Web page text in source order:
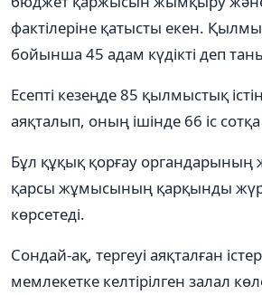
фактілеріне қатысты екен.
бойынша 45 адам күдікті деп
Есепті кезеңде 85 қылмыстық
аяқталып, оның ішінде 66 іс
Бұл құқық қорғау
қарсы жұмысының қарқынды
көрсетеді.
Сондай-ақ, тергеуі аяқталған
мемлекетке келтірілген залал